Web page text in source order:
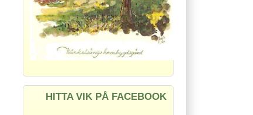
HITTA VIK PÅ FACEBOOK